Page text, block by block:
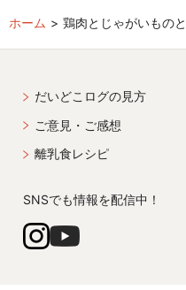
ホーム 鶏肉とじゃがいもの
だいどこログの見方
ご意見・ご感想
離乳食レシピ
SNSでも情報を配信中！